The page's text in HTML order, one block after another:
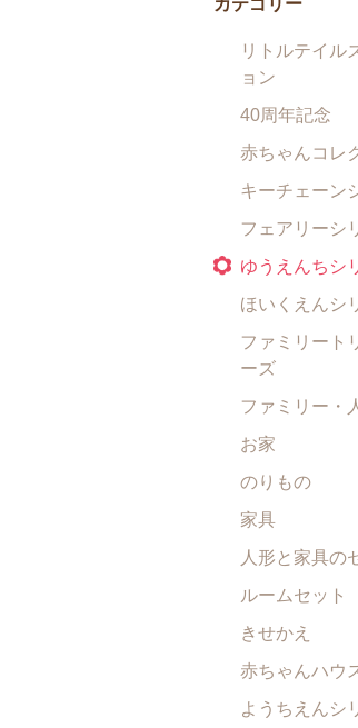
カテゴリー
リトルテイル
ョン
40周年記念
赤ちゃんコレ
キーチェーン
フェアリーシ
ゆうえんちシ
ほいくえんシ
ファミリート
ーズ
ファミリー・
お家
のりもの
家具
人形と家具の
ルームセット
きせかえ
赤ちゃんハウ
ようちえんシ